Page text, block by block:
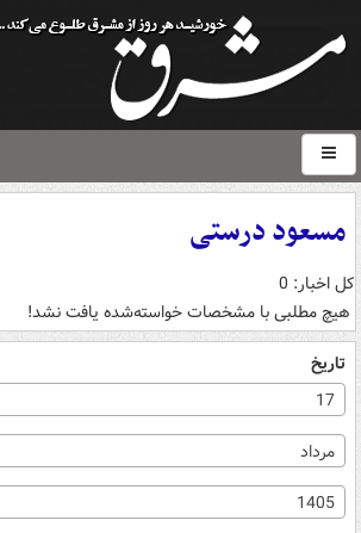
مسعود درستی
کل اخبار: 0
هیچ مطلبی با مشخصات خواسته‌شده یافت نشد!
تاریخ
17
مرداد
1405